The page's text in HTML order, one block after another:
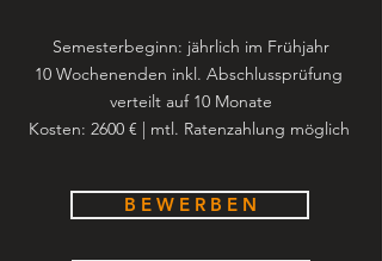
Semesterbeginn: jährlich im Frühjahr
10 Wochenenden inkl. Abschlussprüfung
verteilt auf 10 Monate
Kosten: 2600 € | mtl. Ratenzahlung möglich
B E W E R B E N